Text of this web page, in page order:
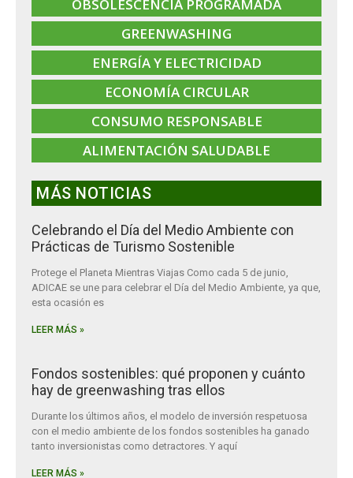
OBSOLESCENCIA PROGRAMADA
GREENWASHING
ENERGÍA Y ELECTRICIDAD
ECONOMÍA CIRCULAR
CONSUMO RESPONSABLE
ALIMENTACIÓN SALUDABLE
MÁS NOTICIAS
Celebrando el Día del Medio Ambiente con
Prácticas de Turismo Sostenible
Protege el Planeta Mientras Viajas Como cada 5 de junio,
ADICAE se une para celebrar el Día del Medio Ambiente, ya que,
esta ocasión es
LEER MÁS »
Fondos sostenibles: qué proponen y cuánto
hay de greenwashing tras ellos
Durante los últimos años, el modelo de inversión respetuosa
con el medio ambiente de los fondos sostenibles ha ganado
tanto inversionistas como detractores. Y aquí
LEER MÁS »